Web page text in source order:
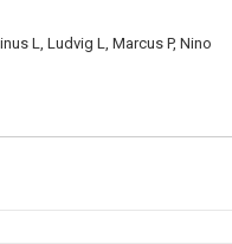
L, Ludvig L, Marcus P, Nino